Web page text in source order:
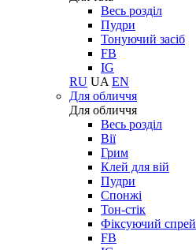
Весь розділ
Пудри
Тонуючий засіб
FB
IG
RU UA EN
Для обличчя
Для обличчя
Весь розділ
Вії
Грим
Клей для вій
Пудри
Спонжі
Тон-стік
Фіксуючий спрей
FB